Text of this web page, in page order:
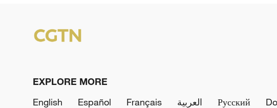
EXPLORE MORE
English
Español Français العربية Русский